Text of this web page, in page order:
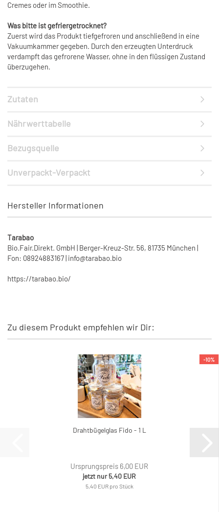
Cremes oder im Smoothie.
Was bitte ist gefriergetrocknet?
Zuerst wird das Produkt tiefgefroren und anschließend in eine
Vakuumkammer gegeben. Durch den erzeugten Unterdruck
verdampft das gefrorene Wasser, ohne in den flüssigen Zustand
überzugehen.
Zutaten
Nährwerttabelle
Bezugsquelle
Unverpackt-Verpackt
Hersteller Informationen
Tarabao
Bio.Fair.Direkt. GmbH | Berger-Kreuz-Str. 56, 81735 München |
Fon: 08924883167 | info@tarabao.bio
https://tarabao.bio/
Zu diesem Produkt empfehlen wir Dir:
-10%
Drahtbügelglas Fido - 1 L
Ursprungspreis 6,00 EUR
jetzt nur 5,40 EUR
5,40 EUR pro Stück